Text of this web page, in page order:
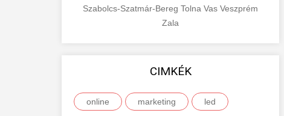
Szabolcs-Szatmár-Bereg Tolna Vas Veszprém
Zala
CIMKÉK
online marketing led